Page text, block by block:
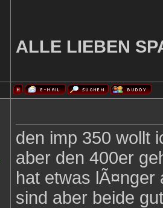
ALLE LIEBEN
den imp 350 wollt
aber den 400er
hat etwas lÃ¤nger
sind aber beide